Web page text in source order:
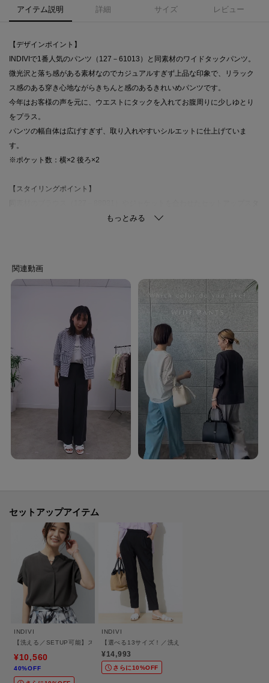
アイテム説明 詳細 サイズ レビュー
【デザインポイント】
INDIVIで1番人気のパンツ（127－61013）と同素材のワイドタックパンツ。
微光沢と落ち感がある素材なのでカジュアルすぎず上品な印象で、リラック
ス感のある穿き心地ながらきちんと感のあるきれいめパンツです。
今年はお客様の声を元に、ウエストにタックを入れてお腹周りに少しゆとり
をプラス。
パンツの幅自体は広げすぎず、取り入れやすいシルエットに仕上げていま
す。
※ポケット数：横×2 後ろ×2
【スタイリングポイント】
強撚糸を使用することでキュプラ本来の光沢感を抑え、深みのある発色と微
光沢性を持たせた良質素材です。
シボ感とさらりとした独特の風合があります。
ストレッチ性があり、着心地にもこだわった機能性の高い素材です。
※オフホワイト（003） ライトグレー（011）のみ裏地あり
※裏地のない部分はやや透け感があります。
透け感：ややあり
生地の厚み：普通
※照明の関係により、実際よりも色味が違って見える場合があります。ま
た、パソコン・スマートフォンなどの環境により、若干製品と画像のカラー
が異なる場合もございます。
【加工サービス（裾上げ加工）のご案内】有料
この商品は加工サービス(裾上げ加工)対応商品です。
在庫がある商品につきましては通常2週間前後でお届けいたします。
ご希望の場合は、製品寸法（股下の長さ）をご確認いただき、ショッピング
カート画面にて加工サービスを選択し、股下の長さを入力して下さい。
セットアップアイテム
INDIVI
【洗える／SETUP可能】スキッパーブラウス
¥10,560
40%OFF
INDIVI
【選べる13サイズ！／洗える】ウエストゴムタックテー
¥14,993
さらに10%OFF